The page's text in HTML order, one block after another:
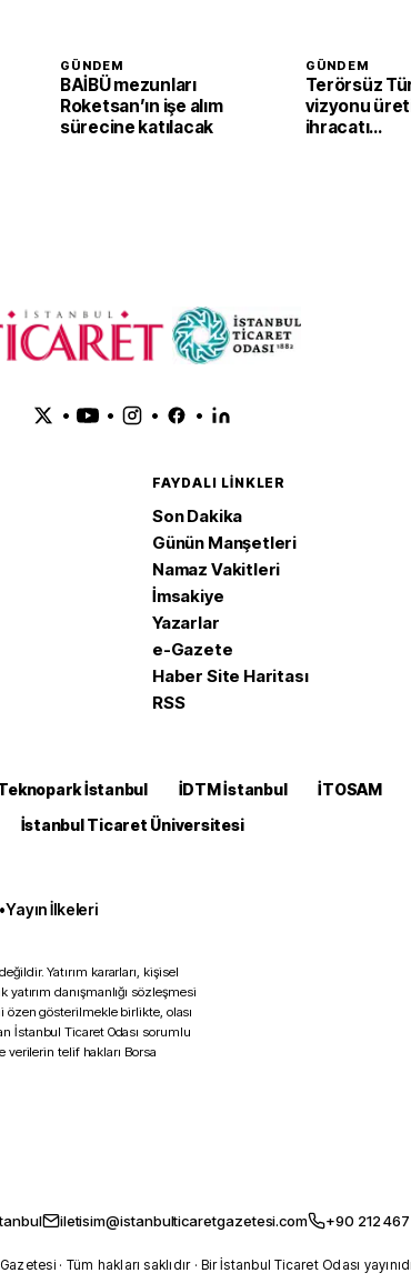
GÜNDEM
BAİBÜ mezunları
Roketsan’ın işe alım
sürecine katılacak
GÜNDEM
Terörsüz
vizyonu
ihracatı
• • • •
FAYDALI LINKLER
Son Dakika
Günün Manşetleri
Namaz Vakitleri
İmsakiye
Yazarlar
e-Gazete
Haber Site Haritası
RSS
İstanbul İDTM İstanbul İTOSAM
İstanbul Ticaret Üniversitesi
•Yayın İlkeleri
Yatırım kararları, kişisel
danışmanlığı sözleşmesi
gösterilmekle birlikte, olası
İstanbul Ticaret Odası sorumlu
verilerin telif hakları Borsa
iletisim@istanbulticaretgazetesi.com +90 212 467
· Tüm hakları saklıdır · Bir İstanbul Ticaret Odası